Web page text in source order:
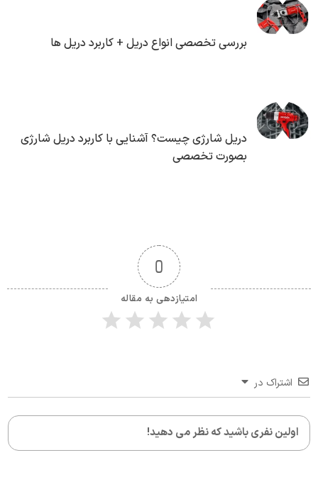
بررسی تخصصی انواع دریل + کاربرد دریل ها
دریل شارژی چیست؟ آشنایی با کاربرد دریل شارژی
بصورت تخصصی
0
امتیازدهی به مقاله
اشتراک در